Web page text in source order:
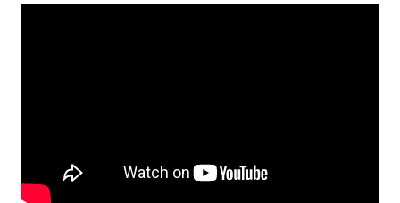
Kolekce
Prsten moci
Parametry